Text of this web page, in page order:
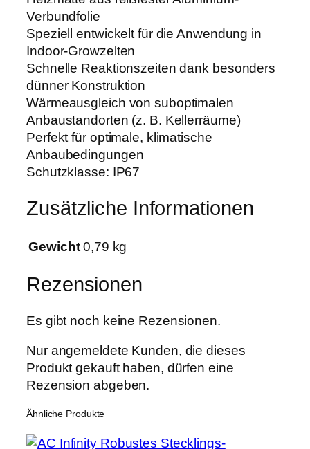
€
S
k
i
n
n
y
H
e
a
t
5
"
5
a
t
e
n
g
e
Verbundfolie
Speziell entwickelt für die Anwendung in
Indoor-Growzelten
Schnelle Reaktionszeiten dank besonders
dünner Konstruktion
Wärmeausgleich von suboptimalen
Anbaustandorten (z. B. Kellerräume)
Perfekt für optimale, klimatische
Anbaubedingungen
Schutzklasse: IP67
Zusätzliche Informationen
Gewicht 0,79 kg
Rezensionen
Es gibt noch keine Rezensionen.
Nur angemeldete Kunden, die dieses
Produkt gekauft haben, dürfen eine
Rezension abgeben.
Ähnliche Produkte